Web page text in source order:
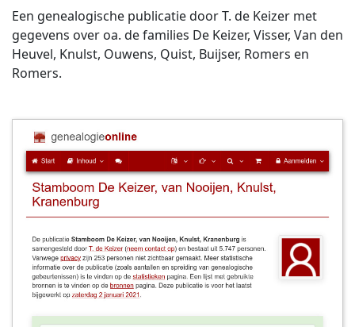
Een genealogische publicatie door T. de Keizer met
gegevens over oa. de families De Keizer, Visser, Van den
Heuvel, Knulst, Ouwens, Quist, Buijser, Romers en
Romers.